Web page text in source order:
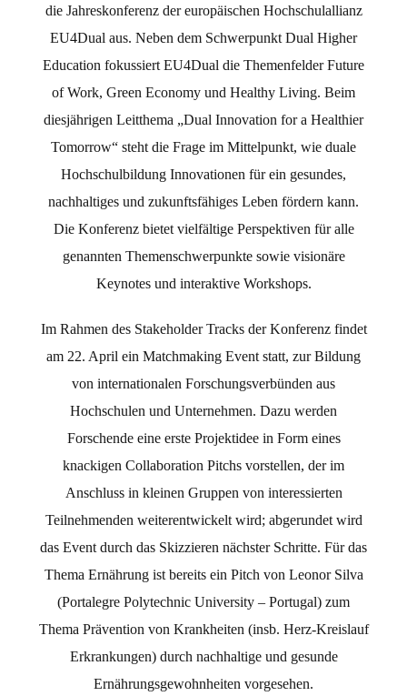
die Jahreskonferenz der europäischen Hochschulallianz
EU4Dual aus. Neben dem Schwerpunkt Dual Higher
Education fokussiert EU4Dual die Themenfelder Future
of Work, Green Economy und Healthy Living. Beim
diesjährigen Leitthema „Dual Innovation for a Healthier
Tomorrow“ steht die Frage im Mittelpunkt, wie duale
Hochschulbildung Innovationen für ein gesundes,
nachhaltiges und zukunftsfähiges Leben fördern kann.
Die Konferenz bietet vielfältige Perspektiven für alle
genannten Themenschwerpunkte sowie visionäre
Keynotes und interaktive Workshops.
Im Rahmen des Stakeholder Tracks der Konferenz findet
am 22. April ein Matchmaking Event statt, zur Bildung
von internationalen Forschungsverbünden aus
Hochschulen und Unternehmen. Dazu werden
Forschende eine erste Projektidee in Form eines
knackigen Collaboration Pitchs vorstellen, der im
Anschluss in kleinen Gruppen von interessierten
Teilnehmenden weiterentwickelt wird; abgerundet wird
das Event durch das Skizzieren nächster Schritte. Für das
Thema Ernährung ist bereits ein Pitch von Leonor Silva
(Portalegre Polytechnic University – Portugal) zum
Thema Prävention von Krankheiten (insb. Herz-Kreislauf
Erkrankungen) durch nachhaltige und gesunde
Ernährungsgewohnheiten vorgesehen.